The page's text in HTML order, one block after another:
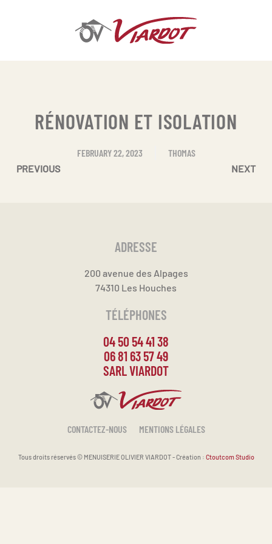
RÉNOVATION ET ISOLATION
FEBRUARY 22, 2023
THOMAS
PREVIOUS
NEXT
ADRESSE
200 avenue des Alpages
74310 Les Houches
SARL VIARDOT
CONTACTEZ-NOUS MENTIONS LÉGALES
Tous droits réservés © MENUISERIE OLIVIER VIARDOT - Création : Ctoutcom Studio
TÉLÉPHONES
04 50 54 41 38
06 81 63 57 49